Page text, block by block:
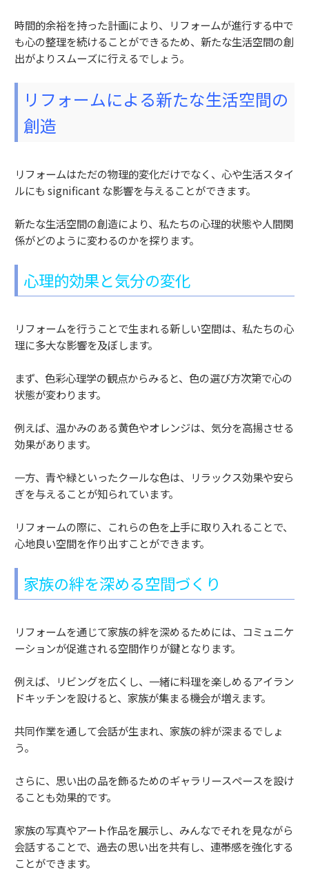
時間的余裕を持った計画により、リフォームが進行する中で
も心の整理を続けることができるため、新たな生活空間の創
出がよりスムーズに行えるでしょう。
リフォームによる新たな生活空間の
創造
リフォームはただの物理的変化だけでなく、心や生活スタイ
ルにも significant な影響を与えることができます。
新たな生活空間の創造により、私たちの心理的状態や人間関
係がどのように変わるのかを探ります。
心理的効果と気分の変化
リフォームを行うことで生まれる新しい空間は、私たちの心
理に多大な影響を及ぼします。
まず、色彩心理学の観点からみると、色の選び方次第で心の
状態が変わります。
例えば、温かみのある黄色やオレンジは、気分を高揚させる
効果があります。
一方、青や緑といったクールな色は、リラックス効果や安ら
ぎを与えることが知られています。
リフォームの際に、これらの色を上手に取り入れることで、
心地良い空間を作り出すことができます。
家族の絆を深める空間づくり
リフォームを通じて家族の絆を深めるためには、コミュニケ
ーションが促進される空間作りが鍵となります。
例えば、リビングを広くし、一緒に料理を楽しめるアイラン
ドキッチンを設けると、家族が集まる機会が増えます。
共同作業を通して会話が生まれ、家族の絆が深まるでしょ
う。
さらに、思い出の品を飾るためのギャラリースペースを設け
ることも効果的です。
家族の写真やアート作品を展示し、みんなでそれを見ながら
会話することで、過去の思い出を共有し、連帯感を強化する
ことができます。